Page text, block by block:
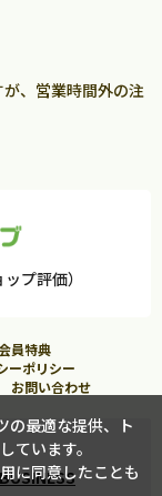
、営業時間外の注
プ評価）
員特典
ーポリシー
お問い合わせ
の最適な提供、ト
ています。
に同意したことも